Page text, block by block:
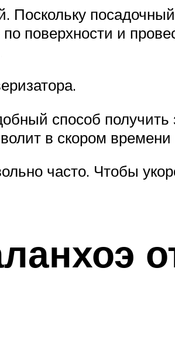
Поскольку
поверхности и
способ
в скором
часто. Чтобы